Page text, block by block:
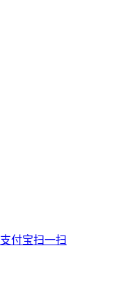
支付宝扫一扫